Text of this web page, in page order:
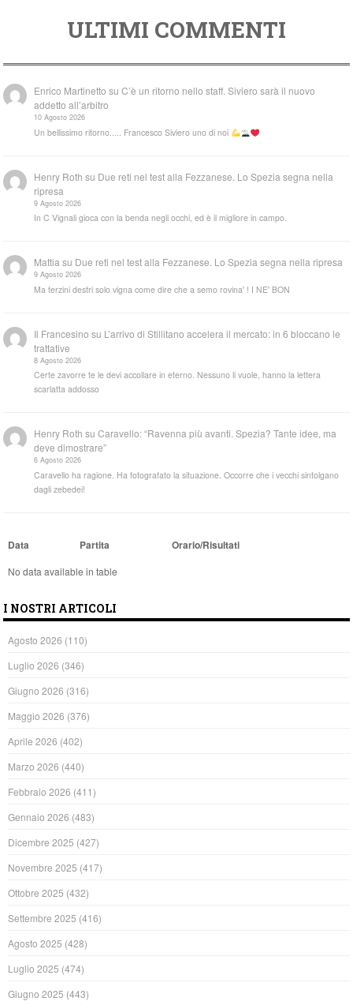
ULTIMI COMMENTI
Enrico Martinetto suC’è un ritorno nello staff. Siviero sarà il nuovo
addetto all’arbitro
10 Agosto 2026
Un bellissimo ritorno..... Francesco Siviero uno di noi
Henry Roth su Due reti nel test alla Fezzanese. Lo Spezia segna nella
ripresa
9 Agosto 2026
In C Vignali gioca con la benda negli occhi, ed è il migliore in campo.
Mattia su Due reti nel test alla Fezzanese. Lo Spezia segna nella ripresa
9 Agosto 2026
Ma terzini destri solo vigna come dire che a semo rovina' ! I NE' BON
Il Francesino su L’arrivo di Stillitano accelera il mercato: in 6 bloccano le
trattative
8 Agosto 2026
Certe zavorre te le devi accollare in eterno. Nessuno li vuole, hanno la lettera
scarlatta addosso
Henry Roth suCaravello: “Ravenna più avanti. Spezia? Tante idee, ma
deve dimostrare”
6 Agosto 2026
Caravello ha ragione. Ha fotografato la situazione. Occorre che i vecchi sintolgano
dagli zebedei!
Data Partita Orario/Risultati
No data available in table
I NOSTRI ARTICOLI
Agosto 2026 (110)
Luglio 2026 (346)
Giugno 2026 (316)
Maggio 2026 (376)
Aprile 2026 (402)
Marzo 2026 (440)
Febbraio 2026 (411)
Gennaio 2026 (483)
Dicembre 2025 (427)
Novembre 2025 (417)
Ottobre 2025 (432)
Settembre 2025 (416)
Agosto 2025 (428)
Luglio 2025 (474)
Giugno 2025 (443)